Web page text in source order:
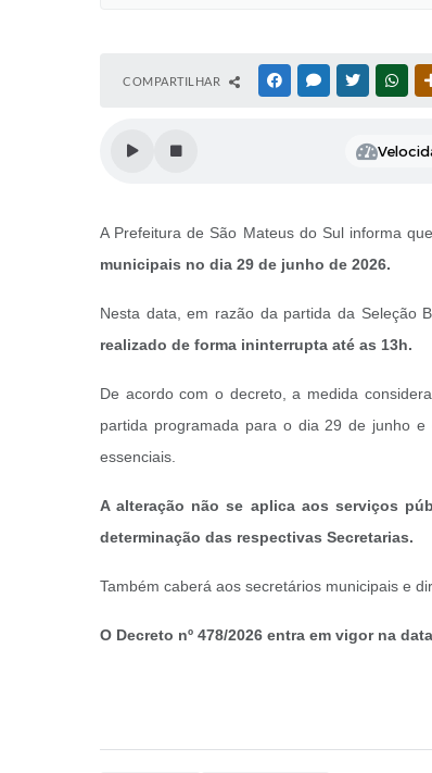
COMPARTILHAR FACEBOOKMESSENGER
TWITTER
A Prefeitura de São Mateus do Sul informa
municipais no dia 29 de junho de 2026.
Nesta data, em razão da partida da Seleção
realizado de forma ininterrupta até as 13h.
De acordo com o decreto, a medida
partida programada para o dia 29 de junho
essenciais.
A alteração não se aplica aos serviços
determinação das respectivas Secretarias.
Também caberá aos secretários municipais e
O Decreto nº 478/2026 entra em vigor na